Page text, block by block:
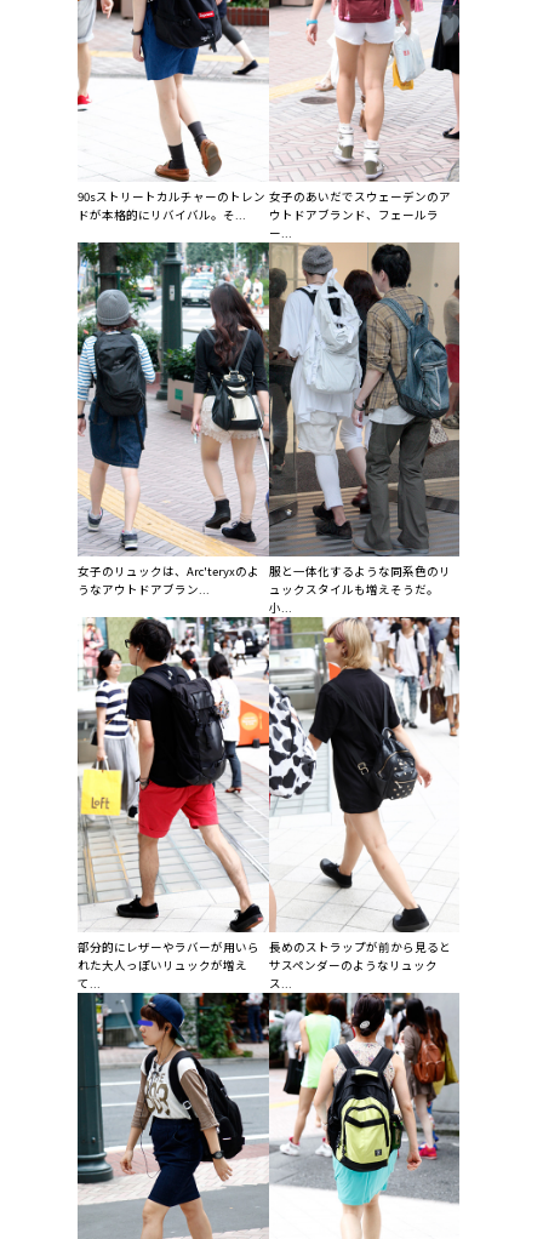
90sストリートカルチャーのトレン
ドが本格的にリバイバル。そ...
女子のあいだでスウェーデンのア
ウトドアブランド、フェールラ
ー...
女子のリュックは、Arc'teryxのよ
うなアウトドアブラン...
服と一体化するような同系色のリ
ュックスタイルも増えそうだ。
小...
部分的にレザーやラバーが用いら
れた大人っぽいリュックが増え
て...
長めのストラップが前から見ると
サスペンダーのようなリュック
ス...